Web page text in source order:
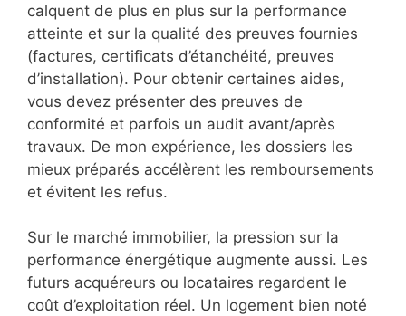
calquent de plus en plus sur la performance
atteinte et sur la qualité des preuves fournies
(factures, certificats d’étanchéité, preuves
d’installation). Pour obtenir certaines aides,
vous devez présenter des preuves de
conformité et parfois un audit avant/après
travaux. De mon expérience, les dossiers les
mieux préparés accélèrent les remboursements
et évitent les refus.
Sur le marché immobilier, la pression sur la
performance énergétique augmente aussi. Les
futurs acquéreurs ou locataires regardent le
coût d’exploitation réel. Un logement bien noté